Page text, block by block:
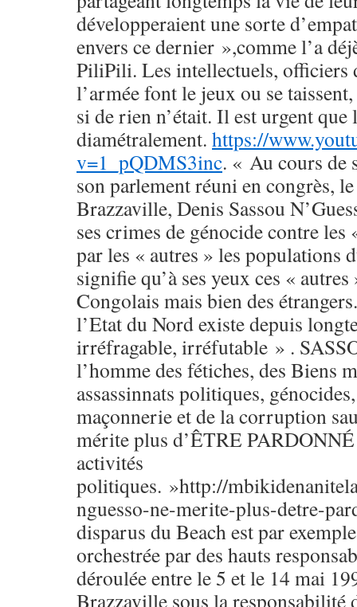
développeraient une sorte
envers ce dernier »,comme l’a
PiliPili. Les intellectuels, officiers
l’armée font le jeux ou se
si de rien n’était. Il est urgent que
diamétralement. https://
v=1_pQDMS3inc. « Au cours de
son parlement réuni en congrès,
Brazzaville, Denis Sassou
ses crimes de génocide contre les
par les « autres » les populations
signifie qu’à ses yeux ces « autres
Congolais mais bien des
l’Etat du Nord existe depuis
irréfragable, irréfutable » .
l’homme des fétiches, des Biens
assassinnats politiques,
maçonnerie et de la corruption
mérite plus d’ÊTRE PARDONNÉ
activités
politiques. »http://
nguesso-ne-merite-plus-detre-
disparus du Beach est par
orchestrée par des hauts
déroulée entre le 5 et le 14 mai
Brazzaville sous la responsabilité